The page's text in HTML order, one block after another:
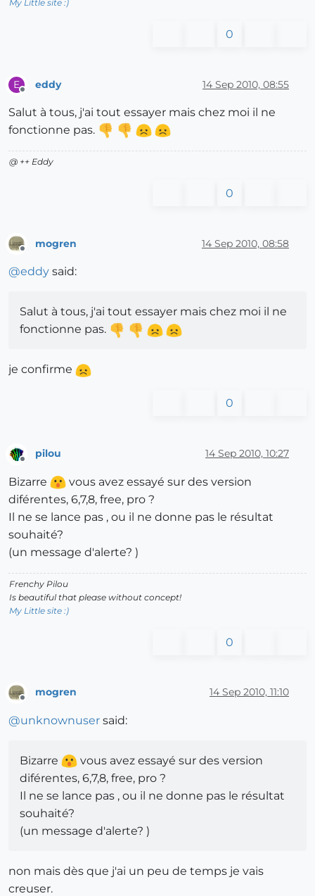
My Little site :)
0
E eddy 14 Sep 2010, 08:55
Salut à tous, j'ai tout essayer mais chez moi il ne
fonctionne pas.
@ ++ Eddy
0
mogren 14 Sep 2010, 08:58
@eddy said:
Salut à tous, j'ai tout essayer mais chez moi il ne
fonctionne pas.
je confirme
0
Offline
pilou 14 Sep 2010, 10:27
Bizarre
vous avez essayé sur des version
diférentes, 6,7,8, free, pro ?
Il ne se lance pas , ou il ne donne pas le résultat
souhaité?
(un message d'alerte? )
Frenchy Pilou
Is beautiful that please without concept!
My Little site :)
0
mogren 14 Sep 2010, 11:10
@unknownuser said:
Bizarre
vous avez essayé sur des version
diférentes, 6,7,8, free, pro ?
Il ne se lance pas , ou il ne donne pas le résultat
souhaité?
(un message d'alerte? )
non mais dès que j'ai un peu de temps je vais
creuser.